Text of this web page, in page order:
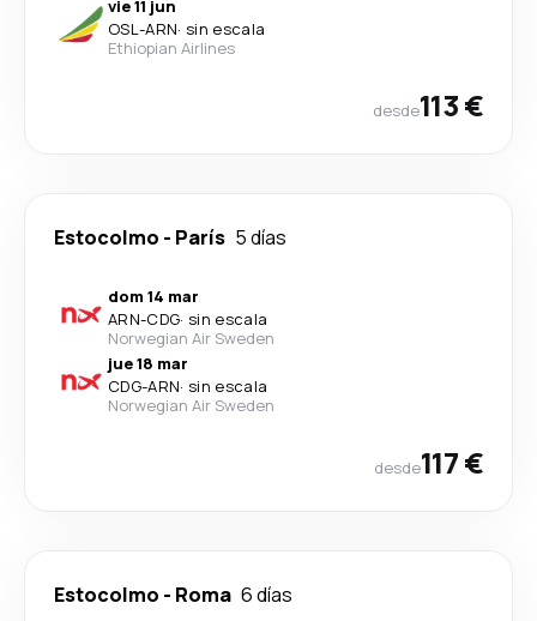
vie 11 jun
OSL-ARN· sin escala
Ethiopian Airlines
desde113 €
Estocolmo - París 5 días
dom 14 mar
ARN-CDG· sin escala
Norwegian Air Sweden
jue 18 mar
CDG-ARN· sin escala
Norwegian Air Sweden
desde117 €
Estocolmo - Roma 6 días